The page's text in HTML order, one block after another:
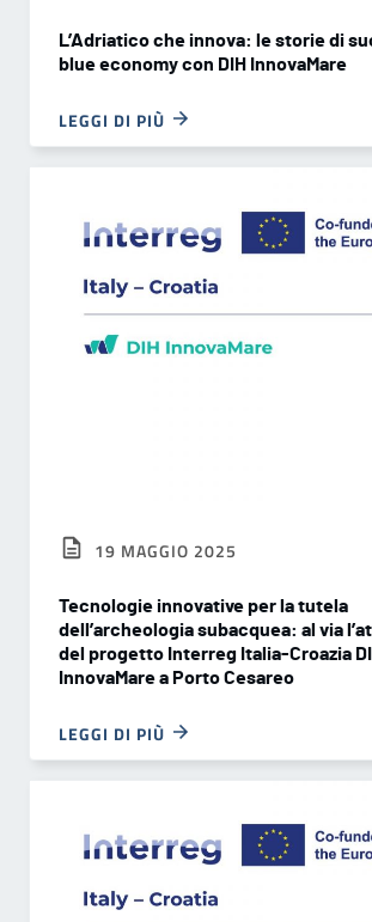
L’Adriatico che innova: le storie di
blue economy con DIH InnovaMare
LEGGI DI PIÙ
19 MAGGIO 2025
Tecnologie innovative per la tutela
dell’archeologia subacquea: al via
del progetto Interreg Italia-Croazia
InnovaMare a Porto Cesareo
LEGGI DI PIÙ